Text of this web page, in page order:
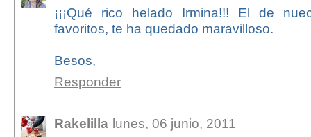
¡¡¡Qué rico helado Irmina!!! El de
favoritos, te ha quedado maravilloso.
Besos,
Responder
Rakelilla lunes, 06 junio, 2011